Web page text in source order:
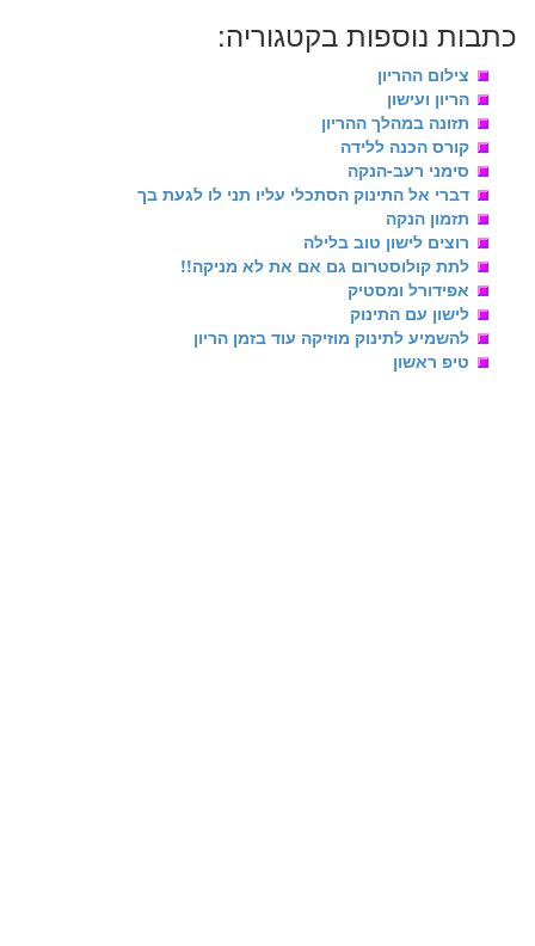
כתבות נוספות בקטגוריה:
צילום ההריון
הריון ועישון
תזונה במהלך ההריון
קורס הכנה ללידה
סימני רעב-הנקה
דברי אל התינוק הסתכלי עליו תני לו לגעת בך
תזמון הנקה
רוצים לישון טוב בלילה
לתת קולוסטרום גם אם את לא מניקה!!
אפידורל ומסטיק
לישון עם התינוק
להשמיע לתינוק מוזיקה עוד בזמן הריון
טיפ ראשון